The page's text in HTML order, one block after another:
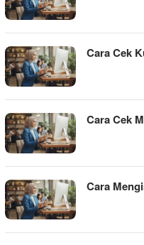
Cara Cek
Cara Cek
Cara